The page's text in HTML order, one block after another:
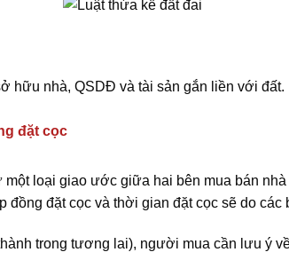
hữu nhà, QSDĐ và tài sản gắn liền với đất.
đặt cọc
loại giao ước giữa hai bên mua bán
đồng đặt cọc và thời gian đặt cọc sẽ do các
trong tương lai), người mua cần lưu ý